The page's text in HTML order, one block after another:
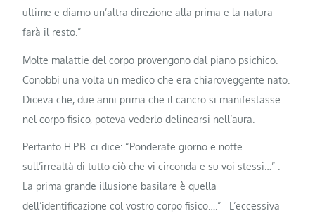
ultime e diamo un’altra direzione alla prima e la natura
farà il resto.”
Molte malattie del corpo provengono dal piano psichico.
Conobbi una volta un medico che era chiaroveggente nato.
Diceva che, due anni prima che il cancro si manifestasse
nel corpo fisico, poteva vederlo delinearsi nell’aura.
Pertanto H.P.B. ci dice: “Ponderate giorno e notte
sull’irrealtà di tutto ciò che vi circonda e su voi stessi…” .
La prima grande illusione basilare è quella
dell’identificazione col vostro corpo fisico….” L’eccessiva